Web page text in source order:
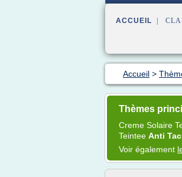
ACCUEIL |
Accueil >
Thèmes
Creme Solaire
Teintee Anti
Voir également